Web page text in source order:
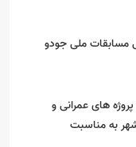
مسابقات ملی جودو
پروژه های عمرانی و
به مناسبت